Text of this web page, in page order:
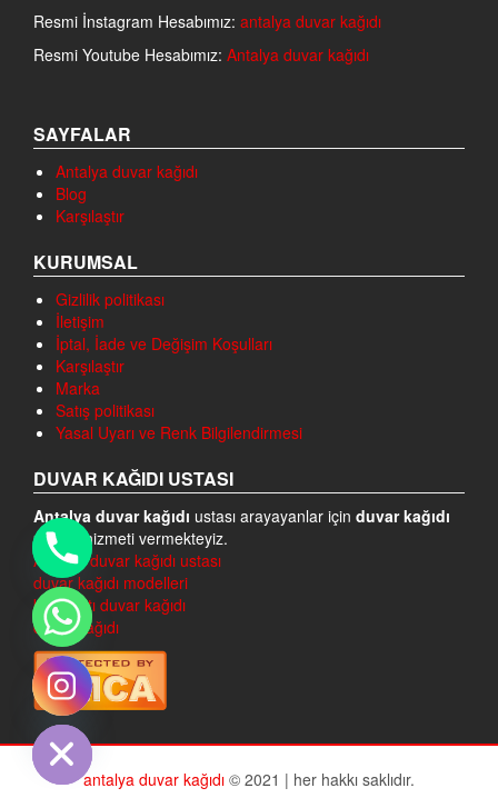
Resmi İnstagram Hesabımız: antalya duvar kağıdı
Resmi Youtube Hesabımız: Antalya duvar kağıdı
SAYFALAR
Antalya duvar kağıdı
Blog
Karşılaştır
KURUMSAL
Gizlilik politikası
İletişim
İptal, İade ve Değişim Koşulları
Karşılaştır
Marka
Satış politikası
Yasal Uyarı ve Renk Bilgilendirmesi
DUVAR KAĞIDI USTASI
Antalya duvar kağıdı ustası arayayanlar için duvar kağıdı
ustası
hizmeti vermekteyiz.
Antalya duvar kağıdı ustası
duvar kağıdı modelleri
konyaaltı duvar kağıdı
duvar kağıdı
antalya duvar kağıdı © 2021 | her hakkı saklıdır.
Hide
chaty